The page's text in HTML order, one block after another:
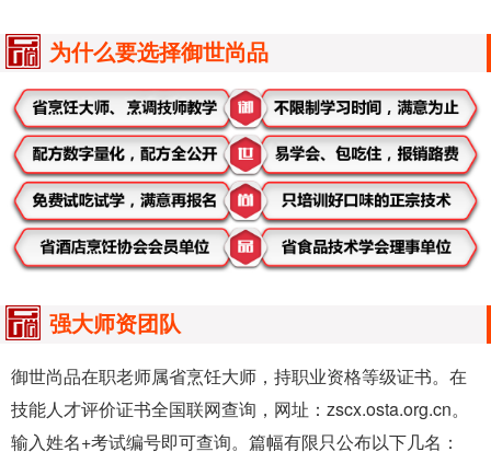
为什么要选择御世尚品
强大师资团队
御世尚品在职老师属省烹饪大师，持职业资格等级证书。在
技能人才评价证书全国联网查询，网址：zscx.osta.org.cn。
输入姓名+考试编号即可查询。篇幅有限只公布以下几名：